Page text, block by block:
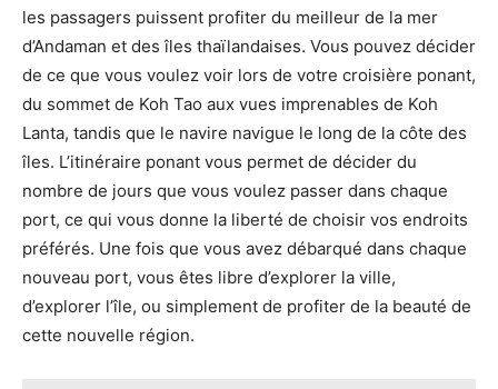
les passagers puissent profiter du meilleur de la mer
d’Andaman et des îles thaïlandaises. Vous pouvez décider
de ce que vous voulez voir lors de votre croisière ponant,
du sommet de Koh Tao aux vues imprenables de Koh
Lanta, tandis que le navire navigue le long de la côte des
îles. L’itinéraire ponant vous permet de décider du
nombre de jours que vous voulez passer dans chaque
port, ce qui vous donne la liberté de choisir vos endroits
préférés. Une fois que vous avez débarqué dans chaque
nouveau port, vous êtes libre d’explorer la ville,
d’explorer l’île, ou simplement de profiter de la beauté de
cette nouvelle région.